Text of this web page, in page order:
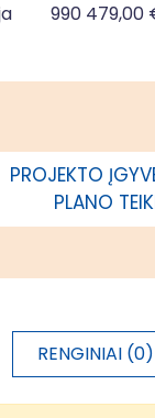
990 479,00
PROJEKTO
PLANO
RENGINIAI (0)